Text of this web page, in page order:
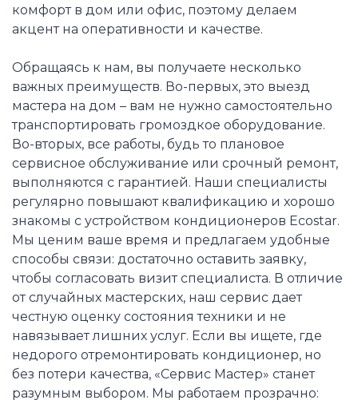
комфорт в дом или офис, поэтому делаем
акцент на оперативности и качестве.
Обращаясь к нам, вы получаете несколько
важных преимуществ. Во-первых, это выезд
мастера на дом – вам не нужно самостоятельно
транспортировать громоздкое оборудование.
Во-вторых, все работы, будь то плановое
сервисное обслуживание или срочный ремонт,
выполняются с гарантией. Наши специалисты
регулярно повышают квалификацию и хорошо
знакомы с устройством кондиционеров Ecostar.
Мы ценим ваше время и предлагаем удобные
способы связи: достаточно оставить заявку,
чтобы согласовать визит специалиста. В отличие
от случайных мастерских, наш сервис дает
честную оценку состояния техники и не
навязывает лишних услуг. Если вы ищете, где
недорого отремонтировать кондиционер, но
без потери качества, «Сервис Мастер» станет
разумным выбором. Мы работаем прозрачно: